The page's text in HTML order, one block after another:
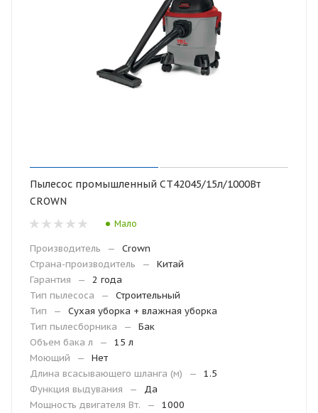
Пылесос промышленный СТ42045/15л/1000Вт
CROWN
Мало
Производитель —
Crown
Страна-производитель
—
Китай
Гарантия
—
2 года
Тип пылесоса
—
Строительный
Тип
—
Сухая уборка + влажная уборка
Тип пылесборника
—
Бак
Объем бака л
—
15 л
Моющий
—
Нет
Длина всасывающего шланга (м)
—
1.5
Функция выдувания
—
Да
Мощность двигателя Вт.
—
1000